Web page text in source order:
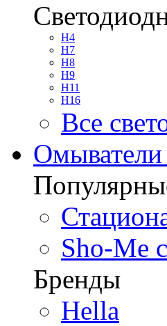
H4
H7
H8
H9
H11
H16
Все
Sho-Me
Бренды
Hella